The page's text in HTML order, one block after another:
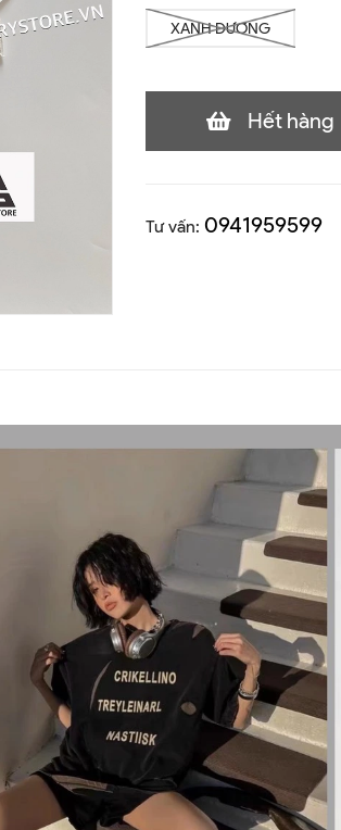
XANH DƯƠNG
Hết hàng
Tư vấn: 0941959599